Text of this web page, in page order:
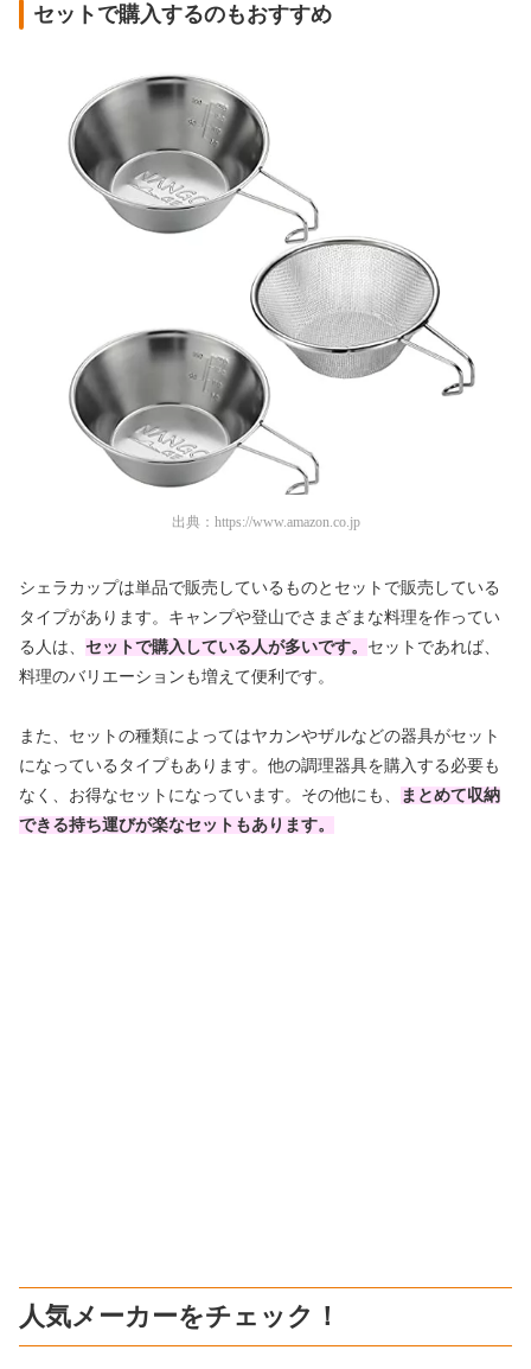
セットで購入するのもおすすめ
出典： https://www.amazon.co.jp
シェラカップは単品で販売しているものとセットで販売している
タイプがあります。キャンプや登山でさまざまな料理を作ってい
る人は、 セットで購入している人が多いです。 セットであれば、
料理のバリエーションも増えて便利です。
また、セットの種類によってはヤカンやザルなどの器具がセット
になっているタイプもあります。他の調理器具を購入する必要も
なく、お得なセットになっています。その他にも、
まとめて収納
できる持ち運びが楽なセットもあります。
人気メーカーをチェック！